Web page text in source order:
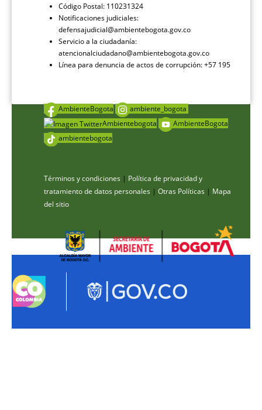
Código Postal: 110231324
Notificaciones judiciales:
defensajudicial@ambientebogota.gov.co
Servicio a la ciudadanía:
atencionalciudadano@ambientebogota.gov.co
Línea para denuncia de actos de corrupción: +57 195
AmbienteBogota
ambiente_bogota
Ambientebogota
AmbienteBogota
ambientebogota
Términos y condiciones | Política de privacidad y
tratamiento de datos personales | Otras Políticas | Mapa
del sitio